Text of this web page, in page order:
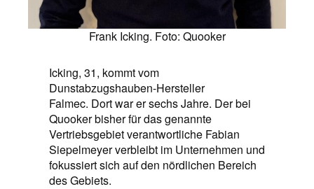
Frank Icking. Foto: Quooker
Icking, 31, kommt vom
Dunstabzugshauben-Hersteller
Falmec. Dort war er sechs Jahre. Der bei
Quooker bisher für das genannte
Vertriebsgebiet verantwortliche Fabian
Siepelmeyer verbleibt im Unternehmen und
fokussiert sich auf den nördlichen Bereich
des Gebiets.